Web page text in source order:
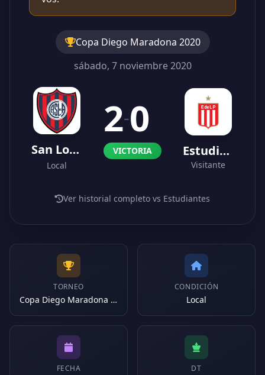
Copa Diego Maradona 2020
sábado, 7 noviembre 2020
San Lorenzo
Local
2-0
VICTORIA Estudiantes
Visitante
Ver historial completo vs Estudiantes
TORNEO
Copa Diego Maradona 2020
CONDICIÓN
Local
FECHA DT